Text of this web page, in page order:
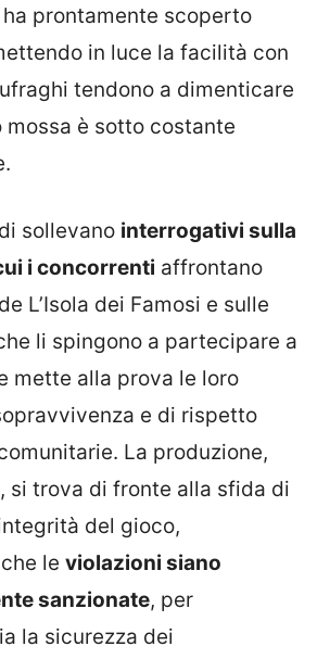
prontamente scoperto
in luce la facilità con
tendono a dimenticare
mossa è sotto costante
sollevano interrogativi sulla
i concorrenti affrontano
L’Isola dei Famosi e sulle
li spingono a partecipare a
mette alla prova le loro
e di rispetto
La produzione,
si trova di fronte alla sfida di
del gioco,
le violazioni siano
sanzionate, per
la sicurezza dei